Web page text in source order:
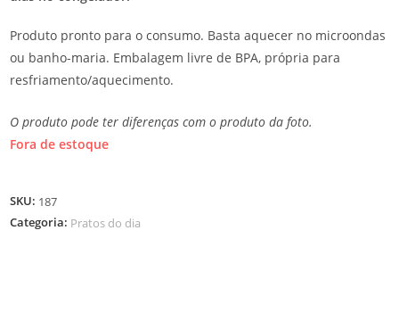
Produto pronto para o consumo. Basta aquecer no microondas
ou banho-maria. Embalagem livre de BPA, própria para
resfriamento/aquecimento.
O produto pode ter diferenças com o produto da foto.
Fora de estoque
SKU: 187
Categoria: Pratos do dia